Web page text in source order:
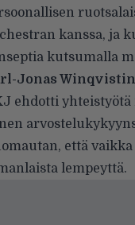
kanssa, ja
kutsumalla
Jonas Winqvistin
ehdotti
että
lempeyttä.